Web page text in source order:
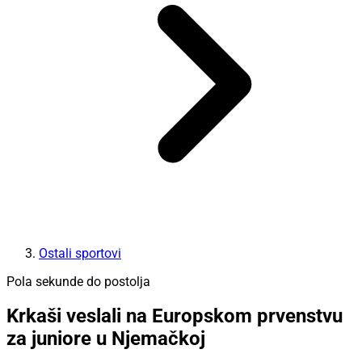
Ostali sportovi
Pola sekunde do postolja
Krkaši veslali na Europskom prvenstvu
za juniore u Njemačkoj